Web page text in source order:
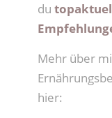
du
Mehr über
hier: